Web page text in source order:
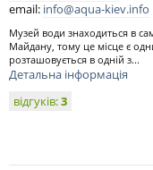
email: info@aqua-kiev.info
Музей води знаходиться в
Майдану, тому це місце є
розташовується в одній з...
Детальна інформація
відгуків:3